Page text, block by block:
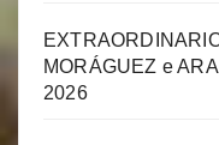
MORÁGUEZ e
2026